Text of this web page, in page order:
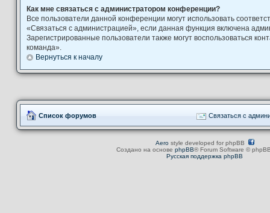
Как мне связаться с администратором конференции?
Все пользователи данной конференции могут использовать
«Связаться с администрацией», если данная функция включена
Зарегистрированные пользователи также могут воспользоваться
команда».
Вернуться к началу
Список форумов Связаться с
Aerostyle developed for phpBB
Создано на основе phpBB® Forum Software ©
Русская поддержка phpBB